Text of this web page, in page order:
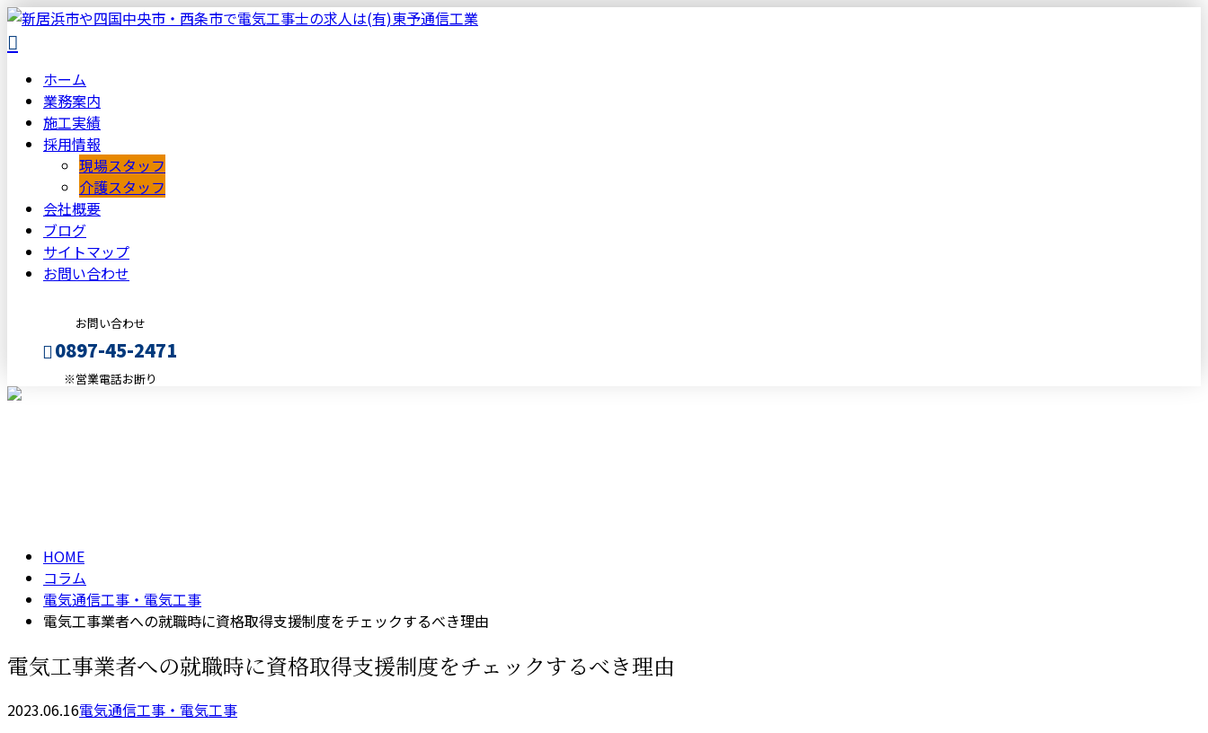
ホーム
業務案内
施工実績
採用情報
現場スタッフ
介護スタッフ
会社概要
ブログ
サイトマップ
お問い合わせ
お問い合わせ
0897-45-2471
※営業電話お断り
HOME
コラム
電気通信工事・電気工事
電気工事業者への就職時に資格取得支援制度をチェックするべき理由
電気工事業者への就職時に資格取得支援制度をチェックするべき理由
2023.06.16電気通信工事・電気工事